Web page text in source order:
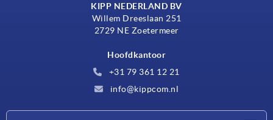
KIPP NEDERLAND BV
Willem Dreeslaan 251
2729 NE Zoetermeer
Hoofdkantoor
+31 79 361 12 21
info@kippcom.nl